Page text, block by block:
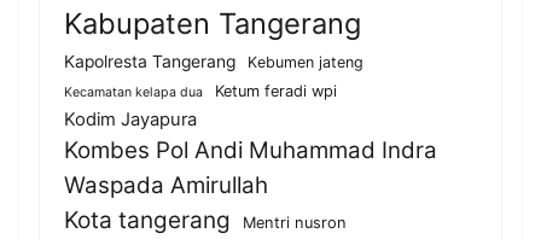
Kabupaten Tangerang
Kapolresta Tangerang Kebumen jateng
Kecamatan kelapa dua Ketum feradi wpi
Kodim Jayapura
Kombes Pol Andi Muhammad Indra
Waspada Amirullah
Kota tangerang
Mentri nusron